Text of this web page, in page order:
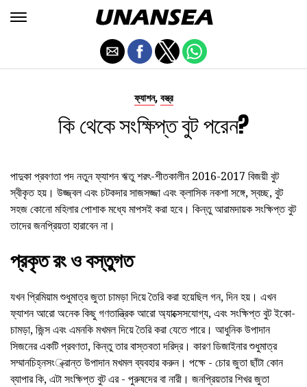
ফ্যাশন, বস্ত্র
কি থেকে সংক্ষিপ্ত বুট পরেন?
পাদুকা প্রবণতা পদ নতুন ফ্যাশন ঋতু শরৎ-শীতকালীন 2016-2017 বিজয়ী বুট
স্বীকৃত হয়। উজ্জ্বল এবং চটকদার সাজসজ্জা এবং ক্লাসিক নকশা সঙ্গে, স্বচ্ছ, বুট
সহজ কোনো মহিলার পোশাক মধ্যে মাপসই করা হবে। কিন্তু আরামদায়ক সংক্ষিপ্ত বুট
তাদের জনপ্রিয়তা হারাবেন না।
প্রকৃত রং ও বস্তুগত
যখন প্রিমিয়াম শুধুমাত্র জুতা চামড়া দিয়ে তৈরি করা হয়েছিল গন, দিন হয়। এখন
ফ্যাশন আরো অনেক কিছু গণতান্ত্রিক আরো অ্যাক্সেসযোগ্য, এবং সংক্ষিপ্ত বুট ইকো-
চামড়া, জিন্স এবং এমনকি মখমল দিয়ে তৈরি করা যেতে পারে। আধুনিক উপাদান
সিজনের একটি প্রবণতা, কিন্তু তার বাস্তবতা দরিদ্র। কারণ ডিজাইনার শুধুমাত্র
সম্মানচিহ্নসং্ক্রান্ত উপাদান মখমল ব্যবহার করুন। পক্ষে - চোর জুতা ছাঁটা কোন
ব্যাপার কি, এটা সংক্ষিপ্ত বুট এর - পুরুষদের বা নারী। জনপ্রিয়তার শিখর জুতা